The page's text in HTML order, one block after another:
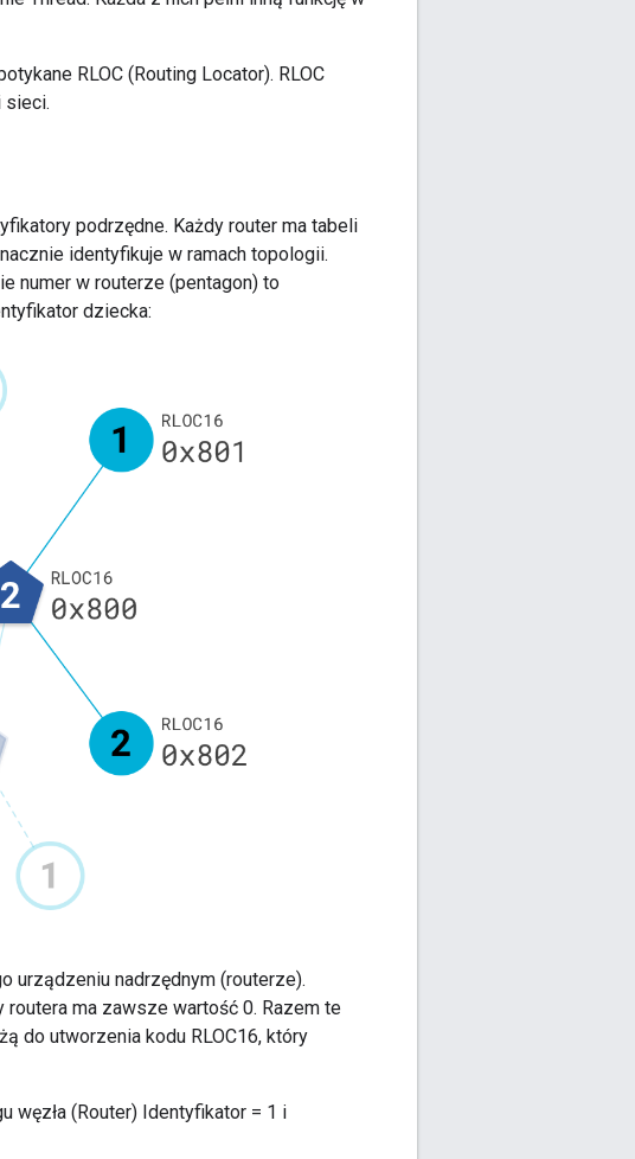
RLOC (Routing Locator). RLOC
sieci.
podrzędne. Każdy router ma tabeli
identyfikuje w ramach topologii.
numer w routerze (pentagon) to
dziecka:
urządzeniu nadrzędnym (routerze).
ma zawsze wartość 0. Razem te
do utworzenia kodu RLOC16, który
węzła (Router) Identyfikator = 1 i